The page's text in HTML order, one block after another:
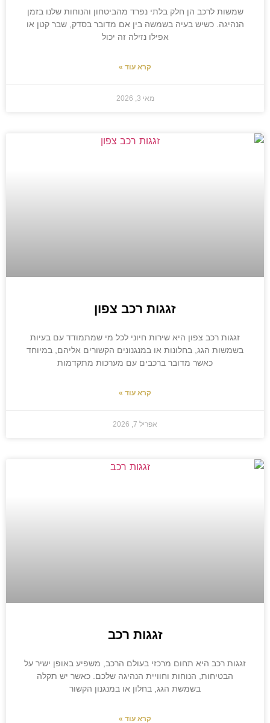
שמשות לרכב הן חלק בלתי נפרד מהביטחון והנוחות שלנו בזמן
הנהיגה. כשיש בעיה בשמשה בין אם מדובר בסדק, שבר קטן או
אפילו נזילה זה יכול
קרא עוד »
מאי 3, 2026
זגגות רכב צפון
זגגות רכב צפון היא שירות חיוני לכל מי שמתמודד עם בעיות
בשמשות הגג, בחלונות או במנגנונים הקשורים אליהם, במיוחד
כאשר מדובר ברכבים עם מערכות מתקדמות
קרא עוד »
אפריל 7, 2026
זגגות רכב
זגגות רכב היא תחום מרכזי בעולם הרכב, משפיע באופן ישיר על
הבטיחות, הנוחות וחוויית הנהיגה שלכם. כאשר יש תקלה
בשמשת הגג, בחלון או במנגנון הקשור
קרא עוד »